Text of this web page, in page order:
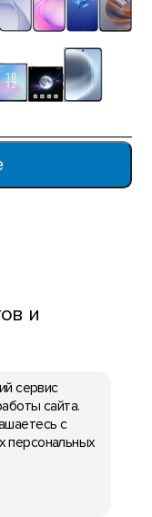
и
Все права
с сайта
ресурс.
сервис
сайта.
с
персональных